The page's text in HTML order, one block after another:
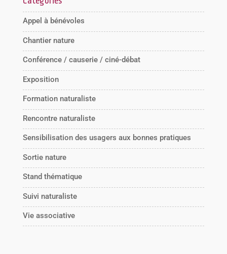
Appel à bénévoles
Chantier nature
Conférence / causerie / ciné-débat
Exposition
Formation naturaliste
Rencontre naturaliste
Sensibilisation des usagers aux bonnes pratiques
Sortie nature
Stand thématique
Suivi naturaliste
Vie associative